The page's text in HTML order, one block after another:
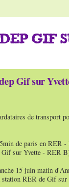
GIF
Gif sur
de transport
de paris en RER
Gif sur Yvette - RER
15 juin matin
RER de Gif